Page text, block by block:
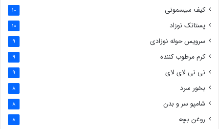
کیف سیسمونی 10
پستانک نوزاد 10
سرویس حوله نوزادی 9
کرم مرطوب کننده 9
نی نی لای لای 9
بخور سرد 8
شامپو سر و بدن 8
روغن بچه 8